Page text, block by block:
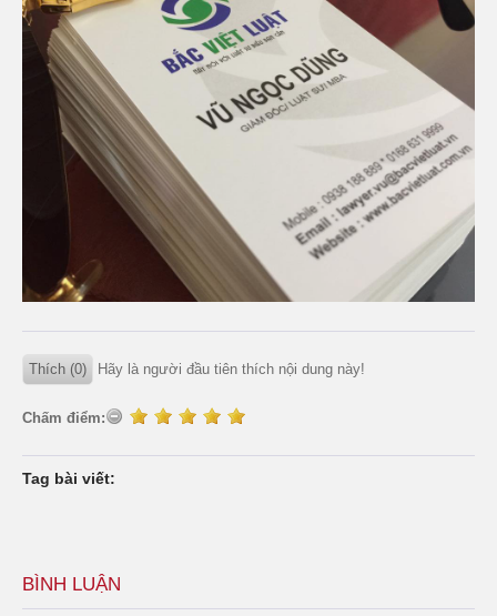
Thích (0) Hãy là người đầu tiên thích nội dung này!
Chấm điểm:
Tag bài viết:
BÌNH LUẬN